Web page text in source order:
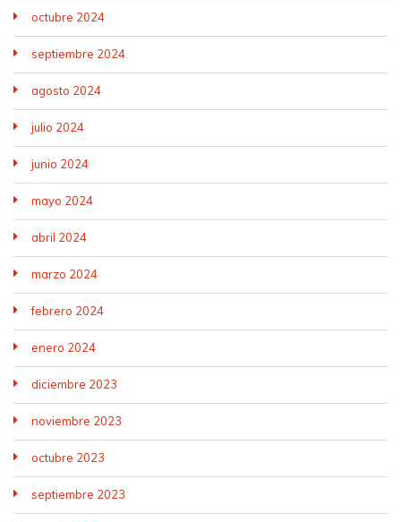
octubre 2024
septiembre 2024
agosto 2024
julio 2024
junio 2024
mayo 2024
abril 2024
marzo 2024
febrero 2024
enero 2024
diciembre 2023
noviembre 2023
octubre 2023
septiembre 2023